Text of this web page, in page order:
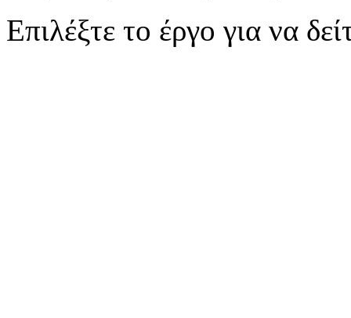
Επιλέξτε το έργο για να